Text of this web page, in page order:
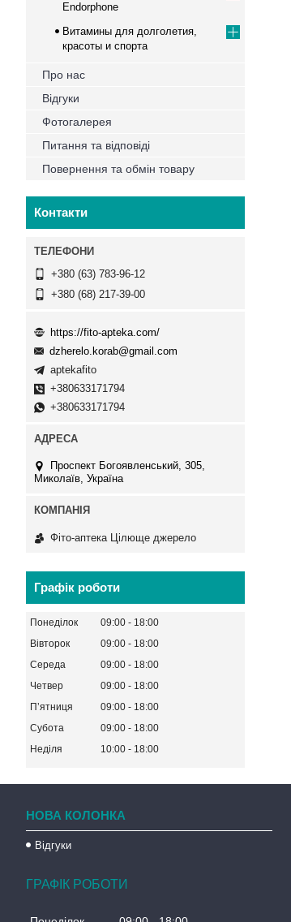
Endorphone
Витамины для долголетия,
красоты и спорта
Про нас
Відгуки
Фотогалерея
Питання та відповіді
Повернення та обмін товару
Контакти
+380 (63) 783-96-12
+380 (68) 217-39-00
https://fito-apteka.com/
dzherelo.korab@gmail.com
aptekafito
+380633171794
+380633171794
Проспект Богоявленський, 305,
Миколаїв, Україна
Фіто-аптека Цілюще джерело
Графік роботи
Понеділок 09:00
18:00
Вівторок
09:00
18:00
Середа
09:00
18:00
Четвер
09:00
18:00
Пʼятниця
09:00
18:00
Субота
09:00
18:00
Неділя
10:00 18:00
НОВА КОЛОНКА
Відгуки
ГРАФІК РОБОТИ